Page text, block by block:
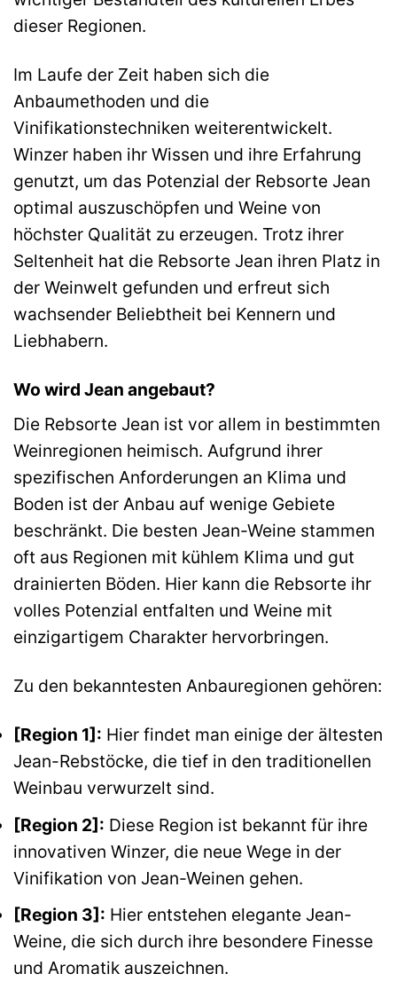
dieser Regionen.
Im Laufe der Zeit haben sich die
Anbaumethoden und die
Vinifikationstechniken weiterentwickelt.
Winzer haben ihr Wissen und ihre Erfahrung
genutzt, um das Potenzial der Rebsorte Jean
optimal auszuschöpfen und Weine von
höchster Qualität zu erzeugen. Trotz ihrer
Seltenheit hat die Rebsorte Jean ihren Platz in
der Weinwelt gefunden und erfreut sich
wachsender Beliebtheit bei Kennern und
Liebhabern.
Wo wird Jean angebaut?
Die Rebsorte Jean ist vor allem in bestimmten
Weinregionen heimisch. Aufgrund ihrer
spezifischen Anforderungen an Klima und
Boden ist der Anbau auf wenige Gebiete
beschränkt. Die besten Jean-Weine stammen
oft aus Regionen mit kühlem Klima und gut
drainierten Böden. Hier kann die Rebsorte ihr
volles Potenzial entfalten und Weine mit
einzigartigem Charakter hervorbringen.
Zu den bekanntesten Anbauregionen gehören:
[Region 1]: Hier findet man einige der ältesten
Jean-Rebstöcke, die tief in den traditionellen
Weinbau verwurzelt sind.
[Region 2]: Diese Region ist bekannt für ihre
innovativen Winzer, die neue Wege in der
Vinifikation von Jean-Weinen gehen.
[Region 3]: Hier entstehen elegante Jean-
Weine, die sich durch ihre besondere Finesse
und Aromatik auszeichnen.